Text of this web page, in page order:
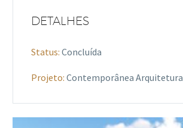
DETALHES
Status: Concluída
Projeto: Contemporânea Arquitetura